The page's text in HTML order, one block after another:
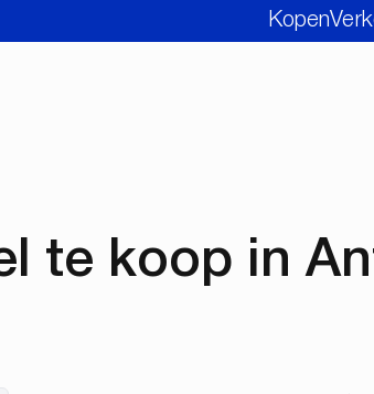
Kopen
te koop in